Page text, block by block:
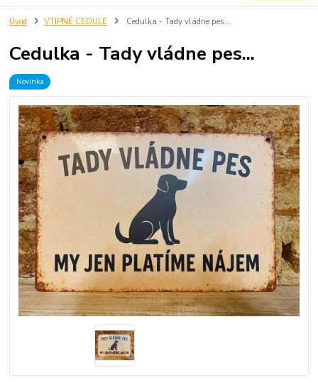
Úvod VTIPNÉ CEDULE Cedulka - Tady vládne pes...
Cedulka - Tady vládne pes...
Novinka